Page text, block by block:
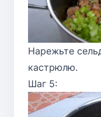
Нарежьте
кастрюлю.
Шаг 5: